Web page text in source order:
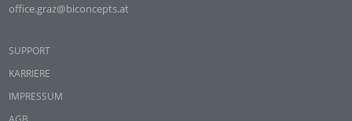
office.graz@biconcepts.at
SUPPORT
KARRIERE
IMPRESSUM